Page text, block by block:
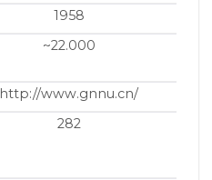
1958
~22.000
http://www.gnnu.cn/
282